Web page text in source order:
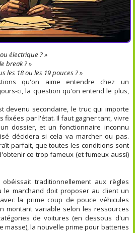
électrique ? »
break ? »
les 18 ou les 19 pouces ? »
qu'on aime entendre chez un
ci, la question qu'on entend le plus,
devenu secondaire, le truc qui importe
fixées par l'état. Il faut gagner tant, vivre
dossier, et un fonctionnaire inconnu
décidera si cela va marcher ou pas.
parfait, que toutes les conditions sont
ce trop fameux (et fumeux aussi)
traditionnellement aux règles
le marchand doit proposer au client un
la prime coup de pouce véhicules
montant variable selon les ressources
de voitures (en dessous d'un
masse), la nouvelle prime pour batteries